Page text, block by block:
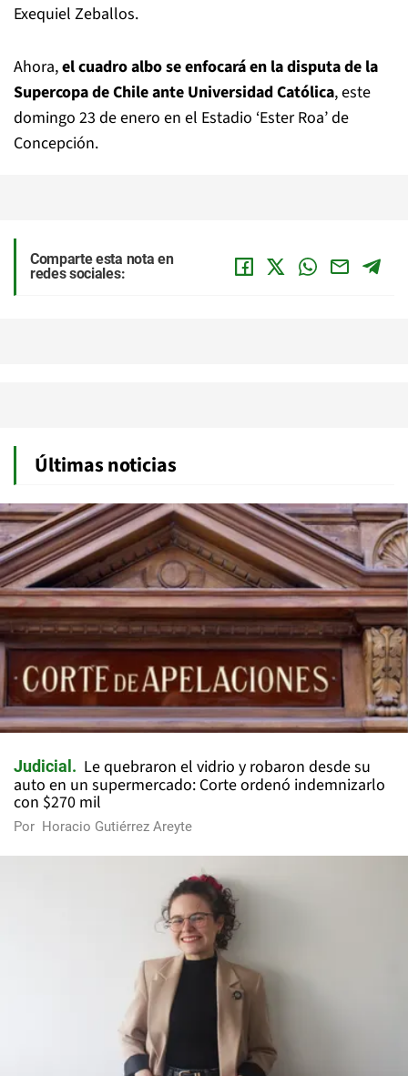
Exequiel Zeballos.
Ahora,el cuadro albo se enfocará en la disputa de la
Supercopa de Chile ante Universidad Católica, este
domingo 23 de enero en el Estadio ‘Ester Roa’ de
Concepción.
Comparte esta nota en
redes sociales:
Últimas noticias
Judicial
Le quebraron el vidrio y robaron desde su
auto en un supermercado: Corte ordenó indemnizarlo
con $270 mil
Por Horacio Gutiérrez Areyte